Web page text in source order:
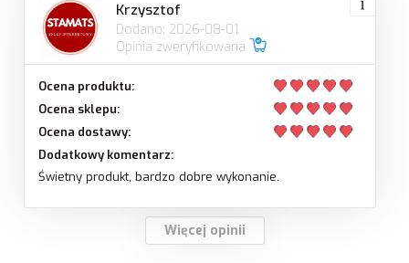
Krzysztof
Dodano: 2026-08-01
Opinia zweryfikowana
Ocena produktu:
Ocena sklepu:
Ocena dostawy:
Dodatkowy komentarz:
Świetny produkt, bardzo dobre wykonanie.
Więcej opinii